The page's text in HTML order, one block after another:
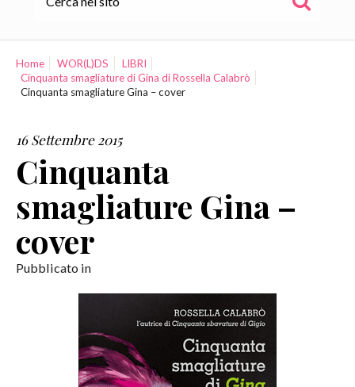
WOR(L)DS
COLLABORAZIONI
CONTATTI
Home WOR(L)DS
LIBRI
Cinquanta smagliature di Gina di Rossella Calabrò
Cinquanta smagliature Gina – cover
16 Settembre 2015
Cinquanta
smagliature Gina –
cover
Pubblicato in